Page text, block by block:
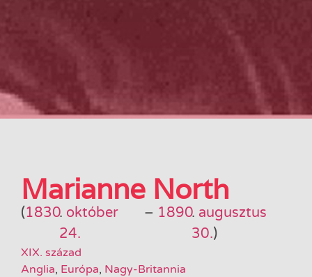
Marianne North
(1830. október
24.
– 1890. augusztus
30.)
XIX. század
Anglia, Európa, Nagy-Britannia